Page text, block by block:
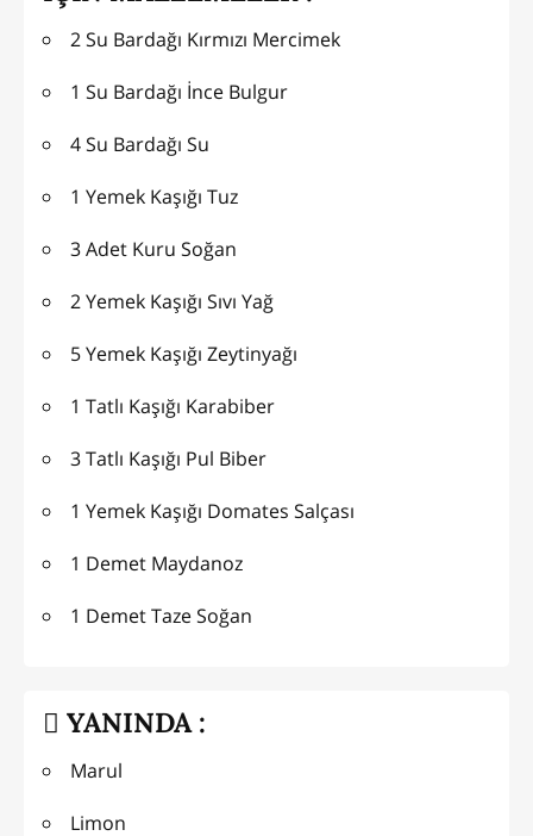
2 Su Bardağı Kırmızı Mercimek
1 Su Bardağı İnce Bulgur
4 Su Bardağı Su
1 Yemek Kaşığı Tuz
3 Adet Kuru Soğan
2 Yemek Kaşığı Sıvı Yağ
5 Yemek Kaşığı Zeytinyağı
1 Tatlı Kaşığı Karabiber
3 Tatlı Kaşığı Pul Biber
1 Yemek Kaşığı Domates Salçası
1 Demet Maydanoz
1 Demet Taze Soğan
YANINDA :
Marul
Limon